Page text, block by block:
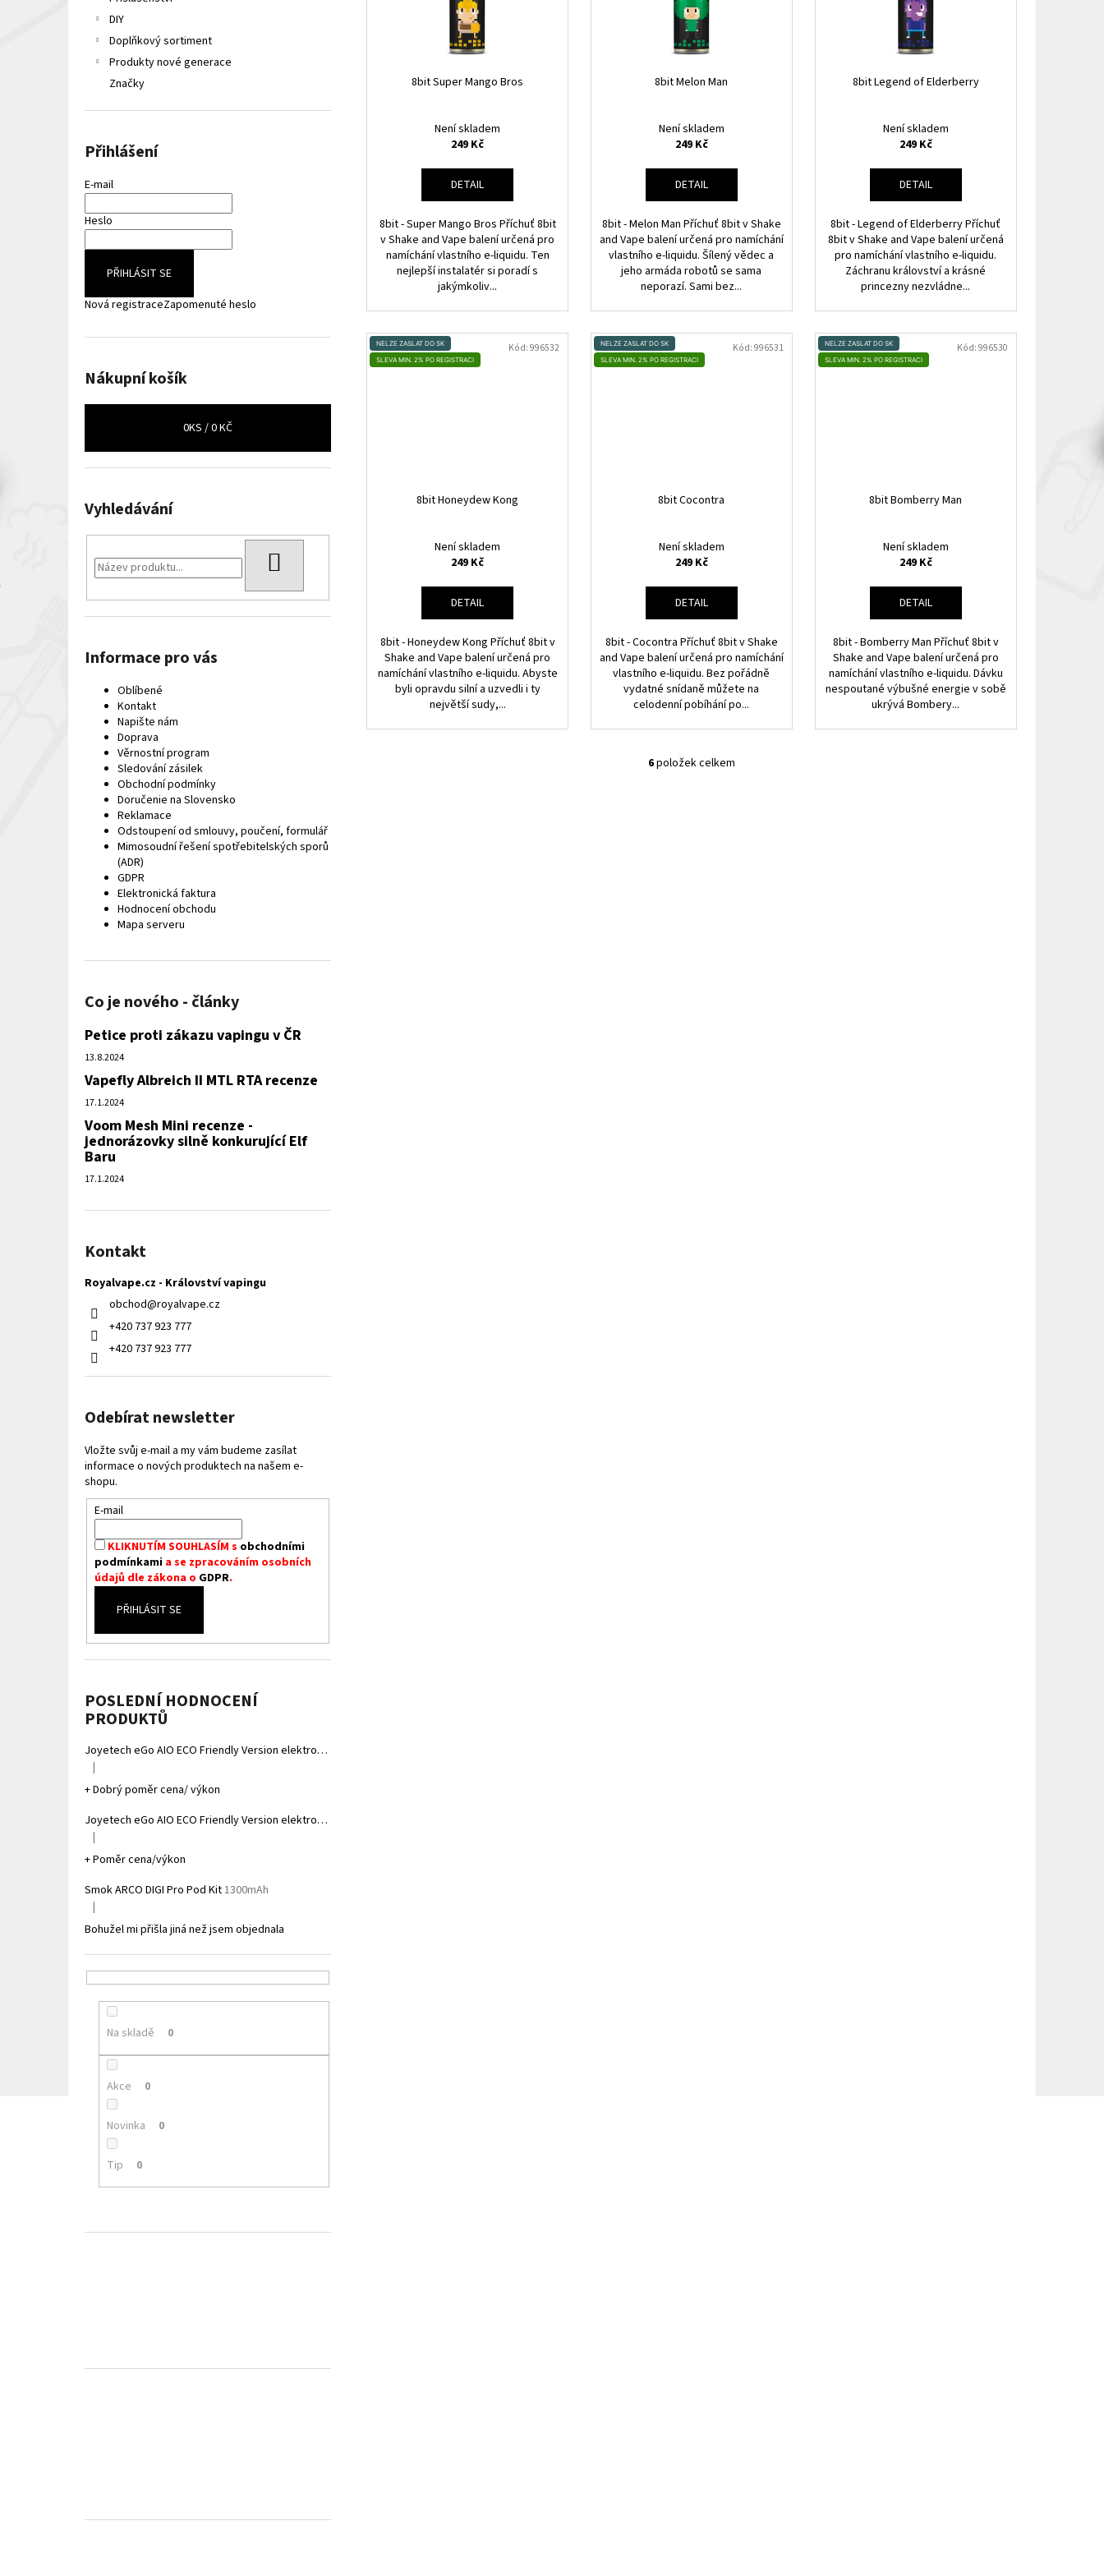
DIY
Doplňkový sortiment
Produkty nové generace
Značky
Přihlášení
E-mail
Heslo
PŘIHLÁSIT SE
Nová registraceZapomenuté heslo
Nákupní košík
0KS /0 KČ
Vyhledávání
Informace pro vás
Oblíbené
Kontakt
Napište nám
Doprava
Věrnostní program
Sledování zásilek
Obchodní podmínky
Doručenie na Slovensko
Reklamace
Odstoupení od smlouvy, poučení, formulář
Mimosoudní řešení spotřebitelských sporů
(ADR)
GDPR
Elektronická faktura
Hodnocení obchodu
Mapa serveru
Co je nového - články
Petice proti zákazu vapingu v ČR
13.8.2024
Vapefly Albreich II MTL RTA recenze
17.1.2024
Voom Mesh Mini recenze -
jednorázovky silně konkurující Elf
Baru
17.1.2024
Kontakt
Royalvape.cz - Království vapingu
obchod@royalvape.cz
+420 737 923 777
+420 737 923 777
Odebírat newsletter
Vložte svůj e-mail a my vám budeme zasílat
informace o nových produktech na našem e-
shopu.
E-mail
KLIKNUTÍM SOUHLASÍM s obchodními
podmínkamia se zpracováním osobních
údajů dle zákona o GDPR.
PŘIHLÁSIT SE
POSLEDNÍ HODNOCENÍ
PRODUKTŮ
Joyetech eGo AIO ECO Friendly Version elektronická cigareta 1700mAh Gradient Grey
Hodnocení produktu je 5 z 5 hvězdiček.
|
+ Dobrý poměr cena/ výkon
Joyetech eGo AIO ECO Friendly Version elektronická cigareta 1700mAh Gradient Yellow
Hodnocení produktu je 5 z 5 hvězdiček.
|
+ Poměr cena/výkon
Smok ARCO DIGI Pro Pod Kit1300mAh
Hodnocení produktu je 1 z 5 hvězdiček.
|
Bohužel mi přišla jiná než jsem objednala
Na skladě 0
Akce 0
Novinka 0
Tip 0
8bit Super Mango Bros
Není skladem
249 Kč
DETAIL
8bit - Super Mango Bros Příchuť 8bit
v Shake and Vape balení určená pro
namíchání vlastního e-liquidu. Ten
nejlepší instalatér si poradí s
jakýmkoliv...
8bit Melon Man
Není skladem
249 Kč
DETAIL
8bit - Melon Man Příchuť 8bit v Shake
and Vape balení určená pro namíchání
vlastního e-liquidu. Šílený vědec a
jeho armáda robotů se sama
neporazí. Sami bez...
8bit Legend of Elderberry
Není skladem
249 Kč
DETAIL
8bit - Legend of Elderberry Příchuť
8bit v Shake and Vape balení určená
pro namíchání vlastního e-liquidu.
Záchranu království a krásné
princezny nezvládne...
NELZE ZASLAT DO SK
SLEVA MIN. 2% PO REGISTRACI
8bit Honeydew Kong
Není skladem
249 Kč
DETAIL
8bit - Honeydew Kong Příchuť 8bit v
Shake and Vape balení určená pro
namíchání vlastního e-liquidu. Abyste
byli opravdu silní a uzvedli i ty
největší sudy,...
Kód:996532 NELZE ZASLAT DO SK
SLEVA MIN. 2% PO REGISTRACI
8bit Cocontra
Není skladem
249 Kč
DETAIL
8bit - Cocontra Příchuť 8bit v Shake
and Vape balení určená pro namíchání
vlastního e-liquidu. Bez pořádně
vydatné snídaně můžete na
celodenní pobíhání po...
Kód:996531 NELZE ZASLAT DO SK
SLEVA MIN. 2% PO REGISTRACI
8bit Bomberry Man
Není skladem
249 Kč
DETAIL
8bit - Bomberry Man Příchuť 8bit v
Shake and Vape balení určená pro
namíchání vlastního e-liquidu. Dávku
nespoutané výbušné energie v sobě
ukrývá Bombery...
Kód:996530
O
6položek celkem
149 Kč
Původně:165 Kč Původně:195 Kč